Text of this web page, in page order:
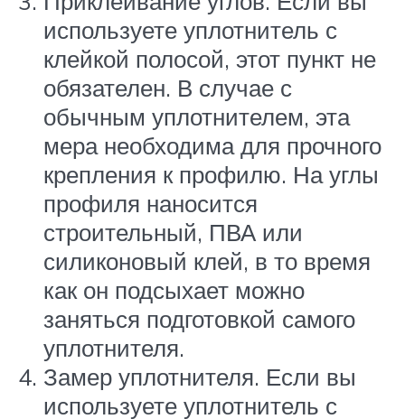
используете уплотнитель с
клейкой полосой, этот пункт не
обязателен. В случае с
обычным уплотнителем, эта
мера необходима для прочного
крепления к профилю. На углы
профиля наносится
строительный, ПВА или
силиконовый клей, в то время
как он подсыхает можно
заняться подготовкой самого
уплотнителя.
Замер уплотнителя. Если вы
используете уплотнитель с